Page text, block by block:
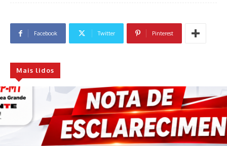
Facebook Twitter Pinterest
Mais lidos